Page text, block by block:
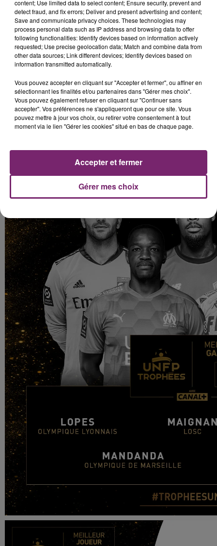
content; Use limited data to select content; Ensure security, prevent and
detect fraud, and fix errors; Deliver and present advertising and content;
Save and communicate privacy choices. These technologies may
process personal data such as IP address and browsing data to offer
following functionalities: Identify devices based on information actively
requested; Use precise geolocation data; Match and combine data from
other data sources; Link different devices; Identify devices based on
information transmitted automatically.
Vous pouvez accepter en cliquant sur "Accepter et fermer", ou affiner en
sélectionnant les finalités et/ou partenaires dans "Gérer mes choix".
Vous pouvez également refuser en cliquant sur "Continuer sans
accepter". Vos préférences ne s'appliqueront que pour ce site. Vous
pouvez mettre à jour vos choix, ou retirer votre consentement à tout
moment via le lien "Gérer les cookies" situé en bas de chaque page.
Gérer mes choix
Accepter et fermer